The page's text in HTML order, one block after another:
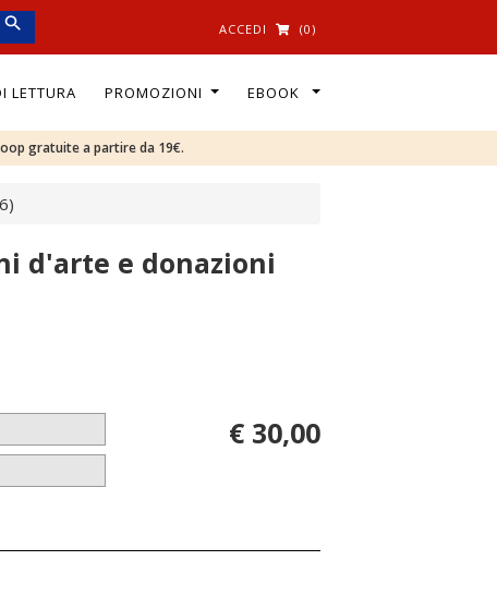
ACCEDI (0)
LETTURA PROMOZIONI EBOOK
gratuite a partire da 19€.
d'arte e donazioni
€ 30,00